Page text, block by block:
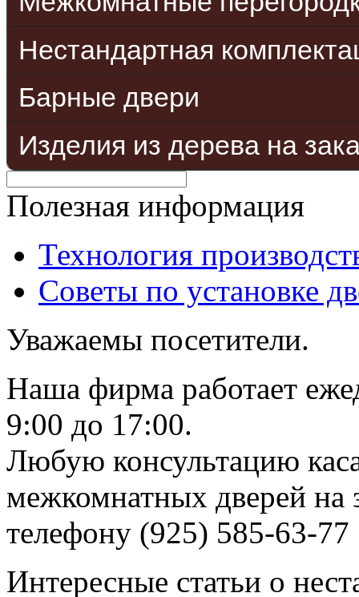
Нестандартная
Барные двери
Изделия из дерева на
Полезная информация
Технология
Советы по установке
Уважаемы посетители.
Наша фирма работает
9:00 до 17:00.
Любую консультацию
межкомнатных дверей на
телефону (925) 585-63-77
Интересные статьи о